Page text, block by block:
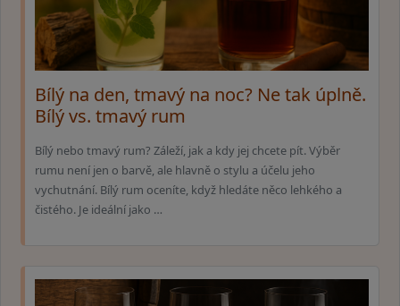
Bílý na den, tmavý na noc? Ne tak úplně.
Bílý vs. tmavý rum
Bílý nebo tmavý rum? Záleží, jak a kdy jej chcete pít. Výběr
rumu není jen o barvě, ale hlavně o stylu a účelu jeho
vychutnání. Bílý rum oceníte, když hledáte něco lehkého a
čistého. Je ideální jako …